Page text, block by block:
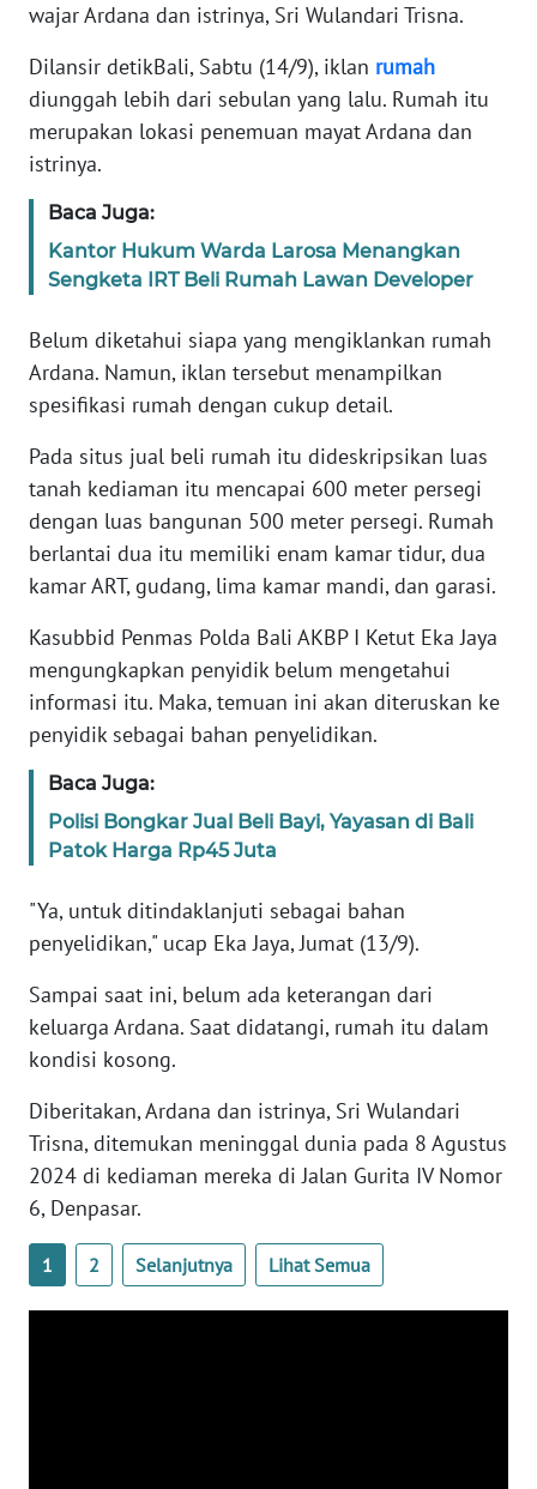
wajar Ardana dan istrinya, Sri Wulandari Trisna.
Dilansir detikBali, Sabtu (14/9), iklan rumah
diunggah lebih dari sebulan yang lalu. Rumah itu
merupakan lokasi penemuan mayat Ardana dan
istrinya.
Baca Juga:
Kantor Hukum Warda Larosa Menangkan
Sengketa IRT Beli Rumah Lawan Developer
Belum diketahui siapa yang mengiklankan rumah
Ardana. Namun, iklan tersebut menampilkan
spesifikasi rumah dengan cukup detail.
Pada situs jual beli rumah itu dideskripsikan luas
tanah kediaman itu mencapai 600 meter persegi
dengan luas bangunan 500 meter persegi. Rumah
berlantai dua itu memiliki enam kamar tidur, dua
kamar ART, gudang, lima kamar mandi, dan garasi.
Kasubbid Penmas Polda Bali AKBP I Ketut Eka Jaya
mengungkapkan penyidik belum mengetahui
informasi itu. Maka, temuan ini akan diteruskan ke
penyidik sebagai bahan penyelidikan.
Baca Juga:
Polisi Bongkar Jual Beli Bayi, Yayasan di Bali
Patok Harga Rp45 Juta
"Ya, untuk ditindaklanjuti sebagai bahan
penyelidikan," ucap Eka Jaya, Jumat (13/9).
Sampai saat ini, belum ada keterangan dari
keluarga Ardana. Saat didatangi, rumah itu dalam
kondisi kosong.
Diberitakan, Ardana dan istrinya, Sri Wulandari
Trisna, ditemukan meninggal dunia pada 8 Agustus
2024 di kediaman mereka di Jalan Gurita IV Nomor
6, Denpasar.
1 2 Selanjutnya Lihat Semua
KONTAK
IKLAN
TENTANG
PEDOMAN
SIBER
REDAKSI
KARIR
DISCLAIMER
Wahana
Regional
WN
SUMUT
WN
JAKARTA
JABAR
BANTEN
WN
WN
KEPRI
PAPUA